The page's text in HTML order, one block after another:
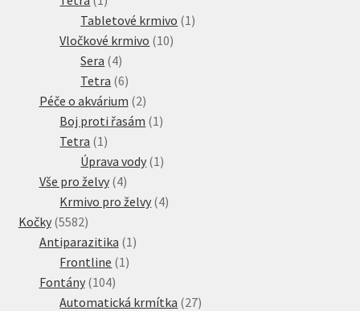
produkt
Tabletové krmivo 1 1
Vločkové krmivo 1010
Sera 44
produkty
Tetra 66
produktů
Péče o akvárium 22
produkty
Boj proti řasám 1 1
Tetra 1 1
produkt
Úprava vody 1 1
Vše pro želvy 44
produkty
Krmivo pro želvy 44
Kočky 55825582
produktů
Antiparazitika 1 1
Frontline 1 1
Fontány 104104
produktů
Automatická krmítka 2727